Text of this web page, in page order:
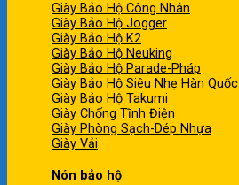
Giày Bảo Hộ Công Nhân
Giày Bảo Hộ Jogger
Giày Bảo Hộ K2
Giày Bảo Hộ Neuking
Giày Bảo Hộ Parade-Pháp
Giày Bảo Hộ Siêu Nhẹ Hàn Quốc
Giày Bảo Hộ Takumi
Giày Chống Tĩnh Điện
Giày Phòng Sạch-Dép Nhựa
Giày Vải
Nón bảo hộ